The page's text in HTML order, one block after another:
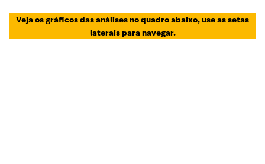
Veja os gráficos das análises no quadro abaixo, use as setas
laterais para navegar.